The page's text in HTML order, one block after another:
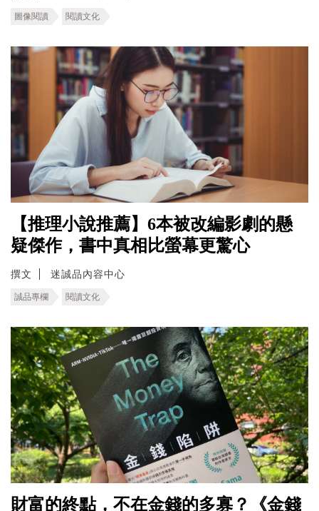
圖像閱讀 閱讀文化
【推理小說推薦】6本被改編影劇的懸
疑傑作，書中真相比螢幕更驚心
撰文 迷誠品內容中心
誠品專欄 閱讀文化
財富的終點，不在金錢的多寡？《金錢